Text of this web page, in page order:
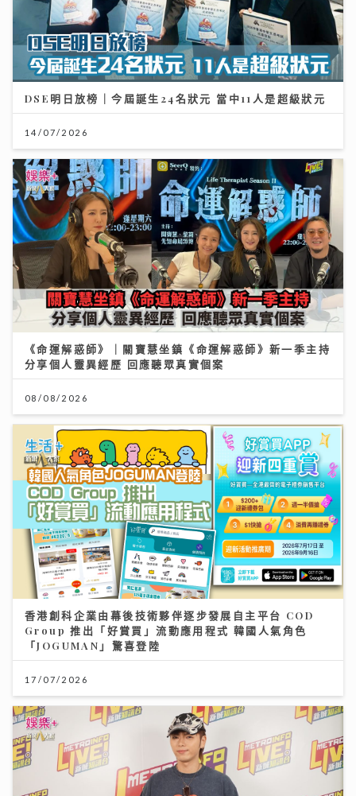
DSE明日放榜｜今屆誕生24名狀元 當中11人是超級狀元
14/07/2026
《命運解惑師》｜關寶慧坐鎮《命運解惑師》新一季主持
分享個人靈異經歷 回應聽眾真實個案
08/08/2026
香港創科企業由幕後技術夥伴逐步發展自主平台 COD
Group 推出「好賞買」流動應用程式 韓國人氣角色
「JOGUMAN」驚喜登陸
17/07/2026